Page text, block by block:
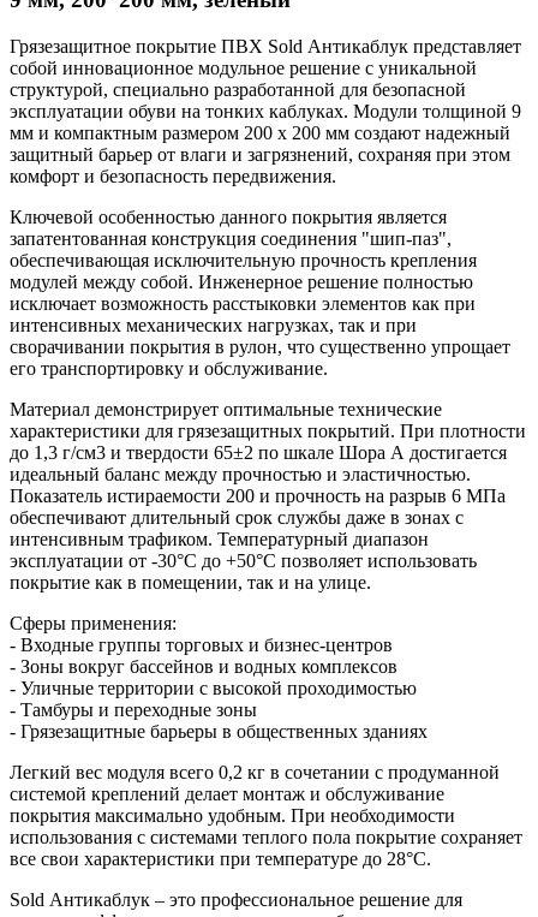
Грязезащитное покрытие ПВХ Sold Антикаблук представляет
собой инновационное модульное решение с уникальной
структурой, специально разработанной для безопасной
эксплуатации обуви на тонких каблуках. Модули толщиной 9
мм и компактным размером 200 х 200 мм создают надежный
защитный барьер от влаги и загрязнений, сохраняя при этом
комфорт и безопасность передвижения.
Ключевой особенностью данного покрытия является
запатентованная конструкция соединения "шип-паз",
обеспечивающая исключительную прочность крепления
модулей между собой. Инженерное решение полностью
исключает возможность расстыковки элементов как при
интенсивных механических нагрузках, так и при
сворачивании покрытия в рулон, что существенно упрощает
его транспортировку и обслуживание.
Материал демонстрирует оптимальные технические
характеристики для грязезащитных покрытий. При плотности
до 1,3 г/см3 и твердости 65±2 по шкале Шора А достигается
идеальный баланс между прочностью и эластичностью.
Показатель истираемости 200 и прочность на разрыв 6 МПа
обеспечивают длительный срок службы даже в зонах с
интенсивным трафиком. Температурный диапазон
эксплуатации от -30°C до +50°C позволяет использовать
покрытие как в помещении, так и на улице.
Сферы применения:
- Входные группы торговых и бизнес-центров
- Зоны вокруг бассейнов и водных комплексов
- Уличные территории с высокой проходимостью
- Тамбуры и переходные зоны
- Грязезащитные барьеры в общественных зданиях
Легкий вес модуля всего 0,2 кг в сочетании с продуманной
системой креплений делает монтаж и обслуживание
покрытия максимально удобным. При необходимости
использования с системами теплого пола покрытие сохраняет
все свои характеристики при температуре до 28°C.
Sold Антикаблук – это профессиональное решение для